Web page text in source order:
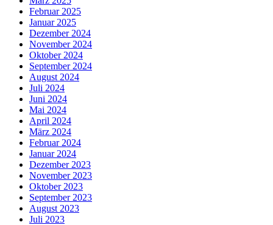
Februar 2025
Januar 2025
Dezember 2024
November 2024
Oktober 2024
September 2024
August 2024
Juli 2024
Juni 2024
Mai 2024
April 2024
März 2024
Februar 2024
Januar 2024
Dezember 2023
November 2023
Oktober 2023
September 2023
August 2023
Juli 2023